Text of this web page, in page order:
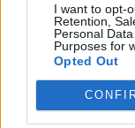
I want to opt-
Retention,
Personal
Purposes for
Opted Out
μέθοδο
9 Αυγούστου 2026
Ο καθαρισμός
δύσκολη